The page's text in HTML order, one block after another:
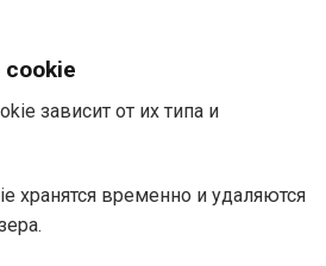
cookie
зависит от их типа и
хранятся временно и удаляются